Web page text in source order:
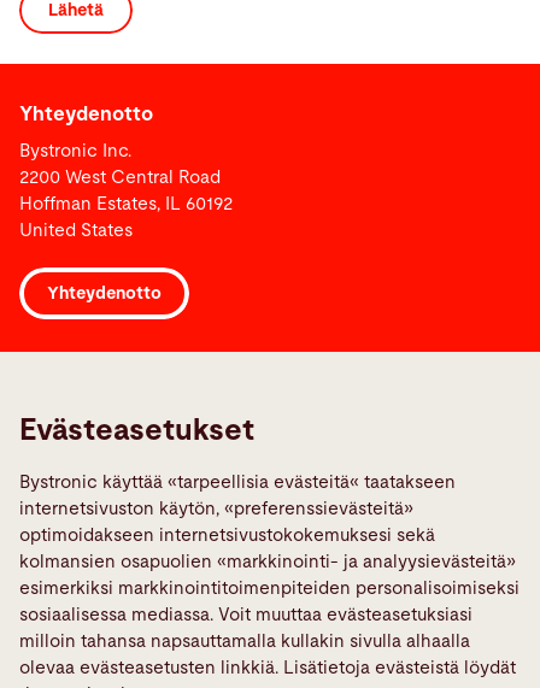
Yhteydenotto
Bystronic Inc.
2200 West Central Road
Hoffman Estates, IL 60192
United States
Yhteydenotto
Quality policies
Sosiaalinen Media
Evästeasetukset
Bystronic käyttää «tarpeellisia evästeitä« taatakseen
internetsivuston käytön, «preferenssievästeitä»
optimoidakseen internetsivustokokemuksesi sekä
kolmansien osapuolien «markkinointi- ja analyysievästeitä»
esimerkiksi markkinointitoimenpiteiden personalisoimiseksi
sosiaalisessa mediassa. Voit muuttaa evästeasetuksiasi
milloin tahansa napsauttamalla kullakin sivulla alhaalla
olevaa evästeasetusten linkkiä. Lisätietoja evästeistä löydät